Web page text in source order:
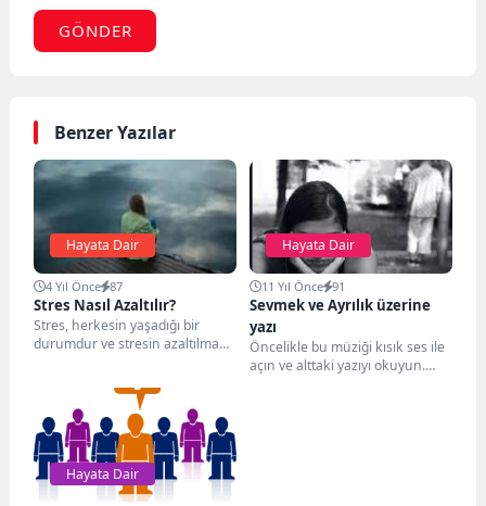
GÖNDER
Benzer Yazılar
Hayata Dair
4 Yıl Önce 87
Stres Nasıl Azaltılır?
Stres, herkesin yaşadığı bir
durumdur ve stresin azaltılması,
Hayata Dair
11 Yıl Önce 91
Sevmek ve Ayrılık üzerine
yazı
Öncelikle bu müziği kısık ses ile
açın ve alttaki yazıyı okuyun.
Hayata Dair